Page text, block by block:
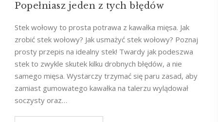
Popełniasz jeden z tych błędów
Stek wołowy to prosta potrawa z kawałka mięsa. Jak
zrobić stek wołowy? Jak usmażyć stek wołowy? Poznaj
prosty przepis na idealny stek! Twardy jak podeszwa
stek to zwykle skutek kilku drobnych błędów, a nie
samego mięsa. Wystarczy trzymać się paru zasad, aby
zamiast gumowatego kawałka na talerzu wylądował
soczysty oraz…